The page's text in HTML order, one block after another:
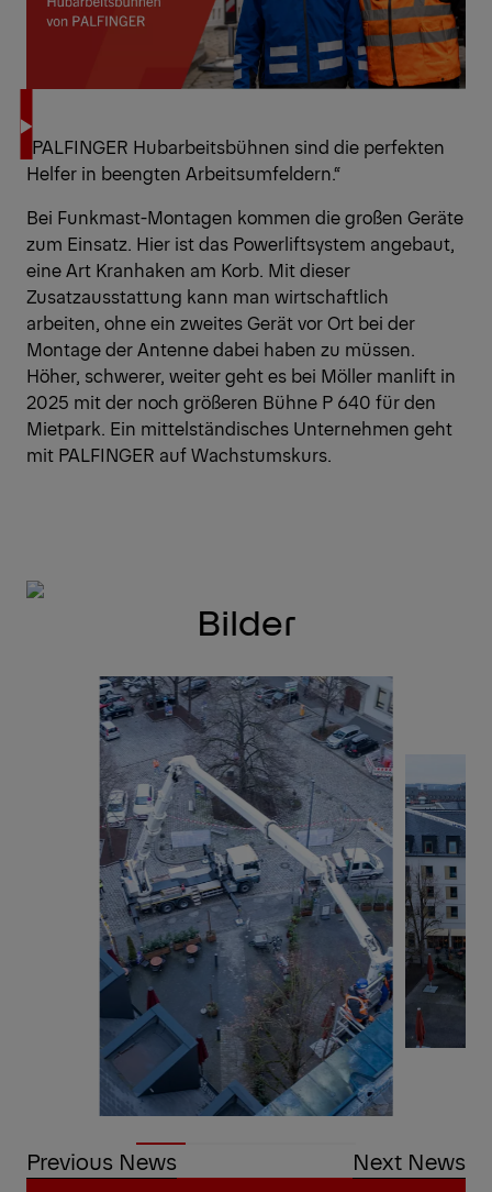
"PALFINGER Hubarbeitsbühnen sind die perfekten
Helfer in beengten Arbeitsumfeldern.“
Bei Funkmast-Montagen kommen die großen Geräte
zum Einsatz. Hier ist das Powerliftsystem angebaut,
eine Art Kranhaken am Korb. Mit dieser
Zusatzausstattung kann man wirtschaftlich
arbeiten, ohne ein zweites Gerät vor Ort bei der
Montage der Antenne dabei haben zu müssen.
Höher, schwerer, weiter geht es bei Möller manlift in
2025 mit der noch größeren Bühne P 640 für den
Mietpark. Ein mittelständisches Unternehmen geht
mit PALFINGER auf Wachstumskurs.
Bilder
Previous News Next News